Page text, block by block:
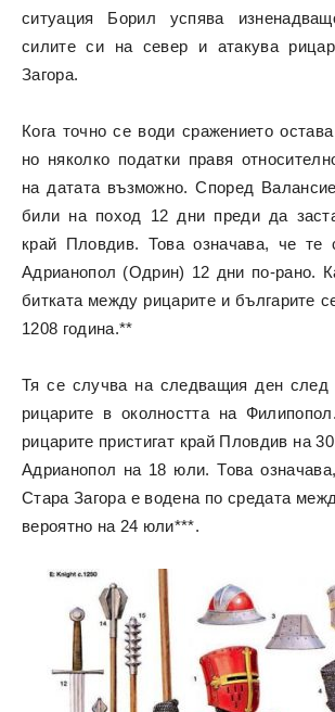
ситуация Борил успява
силите си на север и атакува
Загора.
Кога точно се води сражението
но няколко податки правя
на датата възможно. Според
били на поход 12 дни преди да
край Пловдив. Това означава, че те
Адрианопол (Одрин) 12 дни по-рано.
битката между рицарите и българите
1208 година.**
Тя се случва на следващия ден след
рицарите в околността на
рицарите пристигат край Пловдив на
Адрианопол на 18 юли. Това
Стара Загора е водена по средата
вероятно на 24 юли***.